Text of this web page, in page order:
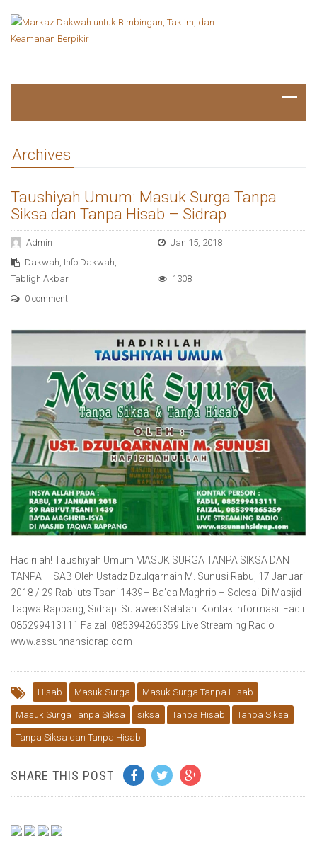
Archives
Taushiyah Umum: Masuk Surga Tanpa
Siksa dan Tanpa Hisab – Sidrap
Admin
Jan 15, 2018
Dakwah, Info Dakwah,
Tabligh Akbar
1308
0 comment
Hadirilah! Taushiyah Umum MASUK SURGA TANPA SIKSA DAN
TANPA HISAB Oleh Ustadz Dzulqarnain M. Sunusi Rabu, 17 Januari
2018 / 29 Rabi’uts Tsani 1439H Ba’da Maghrib – Selesai Di Masjid
Taqwa Rappang, Sidrap. Sulawesi Selatan. Kontak Informasi: Fadli:
085299413111 Faizal: 085394265359 Live Streaming Radio
www.assunnahsidrap.com
Hisab Masuk Surga Masuk Surga Tanpa Hisab
Masuk Surga Tanpa Siksa siksa Tanpa Hisab Tanpa Siksa
Tanpa Siksa dan Tanpa Hisab
SHARE THIS POST